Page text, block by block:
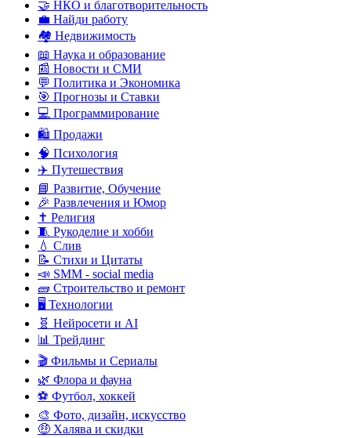
🤝 НКО и благотворительность
💼 Найди работу
🏘️ Недвижимость
📖 Наука и образование
📰 Новости и СМИ
💬 Политика и Экономика
🎯 Прогнозы и Ставки
💻 Программирование
🛍️ Продажи
🧠 Психология
✈️ Путешествия
📘 Развитие, Обучение
🎉 Развлечения и Юмор
✝️ Религия
🧵 Рукоделие и хобби
💧 Слив
📝 Стихи и Цитаты
📣 SMM - social media
🧱 Строительство и ремонт
🖥️ Технологии
🧬 Нейросети и AI
📊 Трейдинг
🎬 Фильмы и Сериалы
🌿 Флора и фауна
⚽ Футбол, хоккей
🎨 Фото, дизайн, искусство
🤑 Халява и скидки